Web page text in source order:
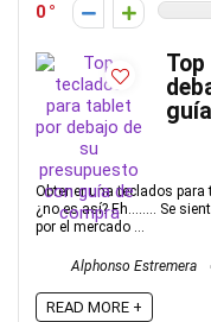
0
Obtener una teclados
¿no es así? Eh…….. Se
por el mercado ...
Alphonso Estremera
READ MORE +